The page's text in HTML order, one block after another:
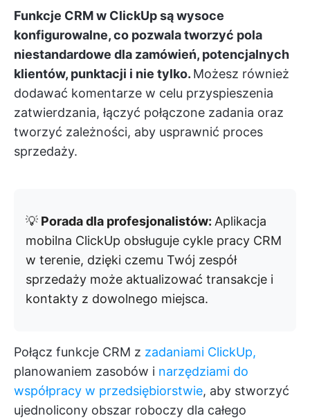
Funkcje CRM w ClickUp są wysoce
konfigurowalne, co pozwala tworzyć pola
niestandardowe dla zamówień, potencjalnych
klientów, punktacji i nie tylko. Możesz również
dodawać komentarze w celu przyspieszenia
zatwierdzania, łączyć połączone zadania oraz
tworzyć zależności, aby usprawnić proces
sprzedaży.
💡 Porada dla profesjonalistów: Aplikacja
mobilna ClickUp obsługuje cykle pracy CRM
w terenie, dzięki czemu Twój zespół
sprzedaży może aktualizować transakcje i
kontakty z dowolnego miejsca.
Połącz funkcje CRM z zadaniami ClickUp,
planowaniem zasobów i narzędziami do
współpracy w przedsiębiorstwie, aby stworzyć
ujednolicony obszar roboczy dla całego